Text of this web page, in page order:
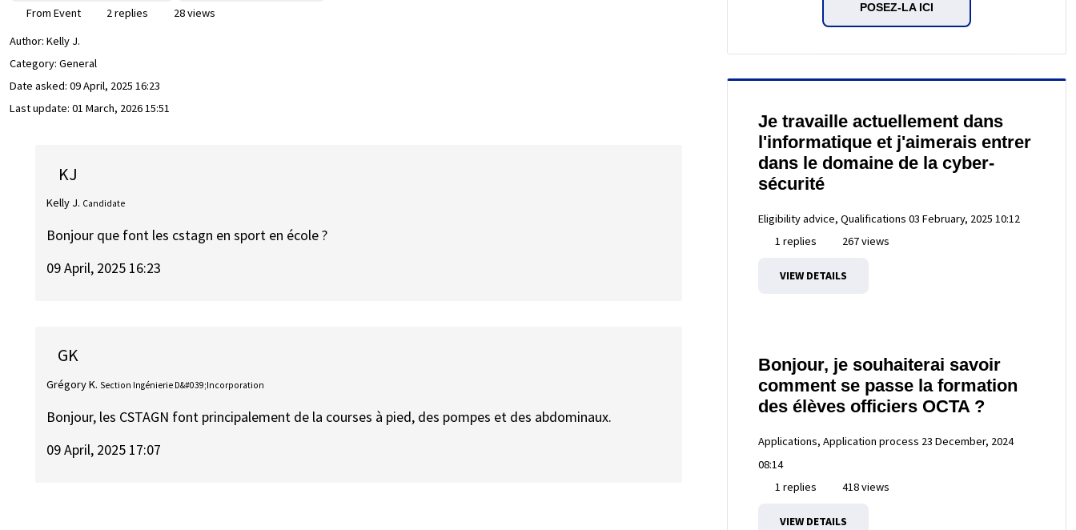
From Event 2 replies
28 views
Author: Kelly J.
Category: General
Date asked: 09 April, 2025 16:23
Last update: 01 March, 2026 15:51
KJ
Kelly J. Candidate
Bonjour que font les cstagn en sport en école ?
09 April, 2025 16:23
GK
Grégory K. Section Ingénierie D&#039;Incorporation
Bonjour, les CSTAGN font principalement de la courses à pied, des pompes et des abdominaux.
09 April, 2025 17:07
POSEZ-LA ICI
Je travaille actuellement dans
l'informatique et j'aimerais entrer
dans le domaine de la cyber-
sécurité
Eligibility advice, Qualifications 03 February, 2025 10:12
1 replies
267 views
VIEW DETAILS
Bonjour, je souhaiterai savoir
comment se passe la formation
des élèves officiers OCTA ?
Applications, Application process 23 December, 2024
08:14
1 replies
418 views
VIEW DETAILS